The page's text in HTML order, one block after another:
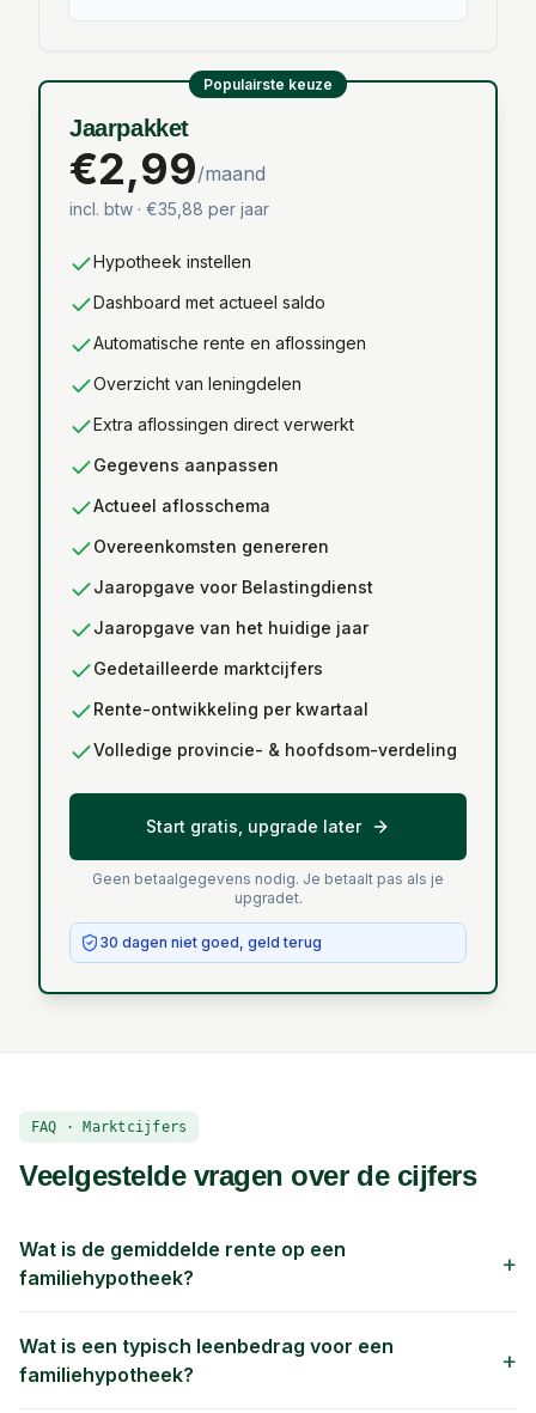
Populairste keuze
Jaarpakket
€2,99/maand
incl. btw · €35,88 per jaar
Hypotheek instellen
Dashboard met actueel saldo
Automatische rente en aflossingen
Overzicht van leningdelen
Extra aflossingen direct verwerkt
Gegevens aanpassen
Actueel aflosschema
Overeenkomsten genereren
Jaaropgave voor Belastingdienst
Jaaropgave van het huidige jaar
Gedetailleerde marktcijfers
Rente-ontwikkeling per kwartaal
Volledige provincie- & hoofdsom-verdeling
Start gratis, upgrade later
Geen betaalgegevens nodig. Je betaalt pas als je
upgradet.
30 dagen niet goed, geld terug
FAQ · Marktcijfers
Veelgestelde vragen over de cijfers
Wat is de gemiddelde rente op een
familiehypotheek?
+
Wat is een typisch leenbedrag voor een
familiehypotheek?
+